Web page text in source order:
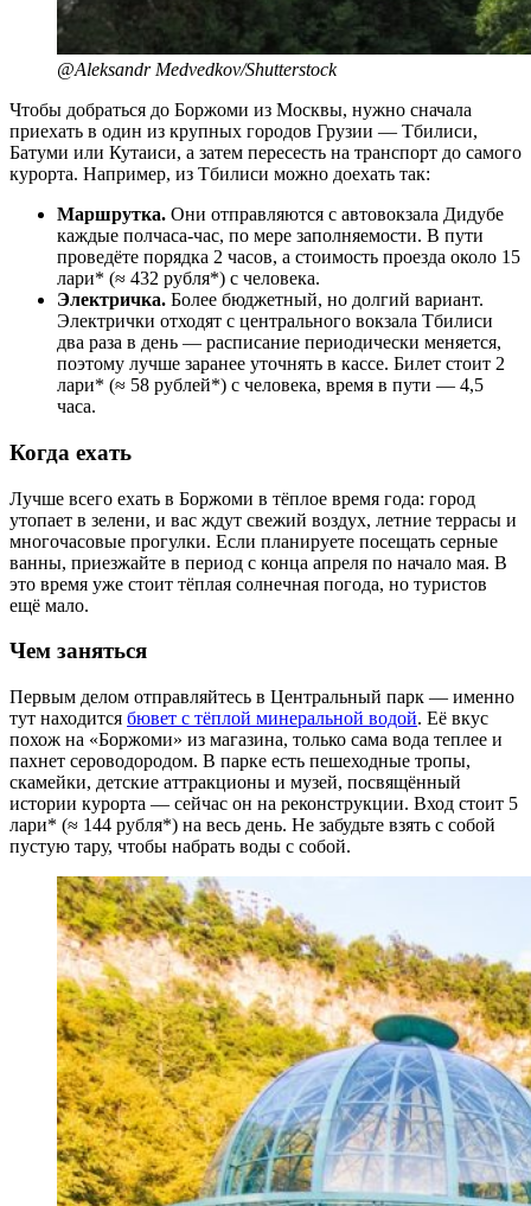
@Aleksandr Medvedkov/Shutterstock
Чтобы добраться до Боржоми из Москвы, нужно сначала
приехать в один из крупных городов Грузии — Тбилиси,
Батуми или Кутаиси, а затем пересесть на транспорт до самого
курорта. Например, из Тбилиси можно доехать так:
Маршрутка. Они отправляются с автовокзала Дидубе
каждые полчаса-час, по мере заполняемости. В пути
проведёте порядка 2 часов, а стоимость проезда около 15
лари* (≈ 432 рубля*) с человека.
Электричка. Более бюджетный, но долгий вариант.
Электрички отходят с центрального вокзала Тбилиси
два раза в день — расписание периодически меняется,
поэтому лучше заранее уточнять в кассе. Билет стоит 2
лари* (≈ 58 рублей*) с человека, время в пути — 4,5
часа.
Когда ехать
Лучше всего ехать в Боржоми в тёплое время года: город
утопает в зелени, и вас ждут свежий воздух, летние террасы и
многочасовые прогулки. Если планируете посещать серные
ванны, приезжайте в период с конца апреля по начало мая. В
это время уже стоит тёплая солнечная погода, но туристов
ещё мало.
Чем заняться
Первым делом отправляйтесь в Центральный парк — именно
тут находится бювет с тёплой минеральной водой. Её вкус
похож на «Боржоми» из магазина, только сама вода теплее и
пахнет сероводородом. В парке есть пешеходные тропы,
скамейки, детские аттракционы и музей, посвящённый
истории курорта — сейчас он на реконструкции. Вход стоит 5
лари* (≈ 144 рубля*) на весь день. Не забудьте взять с собой
пустую тару, чтобы набрать воды с собой.